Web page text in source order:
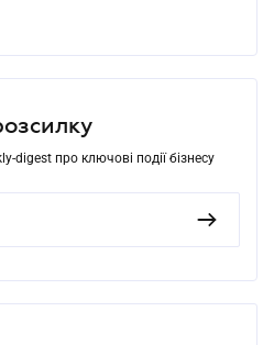
digest про ключові події бізнесу